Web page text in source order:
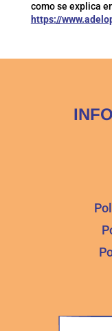
como se explica
https://